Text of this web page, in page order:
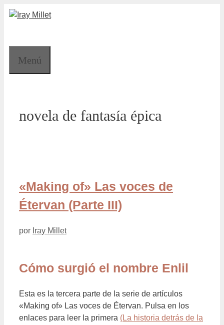
Saltar
Menú
novela de fantasía épica
«Making of» Las voces de
Étervan (Parte III)
por Iray Millet
Cómo surgió el nombre Enlil
Esta es la tercera parte de la serie de artículos
«Making of» Las voces de Étervan. Pulsa en los
enlaces para leer la primera (La historia detrás de la